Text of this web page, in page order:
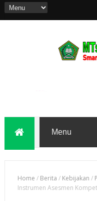
Home / Berita / Kebijakan /
Instrumen Asesmen